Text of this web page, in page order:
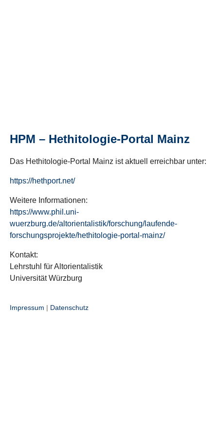
HPM – Hethitologie-Portal Mainz
Das Hethitologie-Portal Mainz ist aktuell erreichbar unter:
https://hethport.net/
Weitere Informationen:
https://www.phil.uni-
wuerzburg.de/altorientalistik/forschung/laufende-
forschungsprojekte/hethitologie-portal-mainz/
Kontakt:
Lehrstuhl für Altorientalistik
Universität Würzburg
Impressum | Datenschutz